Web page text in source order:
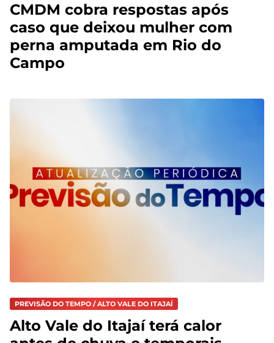
CMDM cobra respostas após
caso que deixou mulher com
perna amputada em Rio do
Campo
PREVISÃO DO TEMPO / ALTO VALE DO ITAJAÍ
Alto Vale do Itajaí terá calor